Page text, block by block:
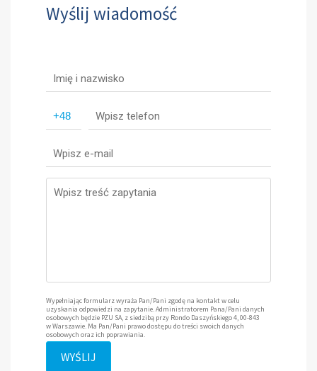
Wyślij wiadomość
Wypełniając formularz wyraża Pan/Pani zgodę na kontakt w celu
uzyskania odpowiedzi na zapytanie. Administratorem Pana/Pani danych
osobowych będzie PZU SA, z siedzibą przy Rondo Daszyńskiego 4, 00-843
w Warszawie. Ma Pan/Pani prawo dostępu do treści swoich danych
osobowych oraz ich poprawiania.
WYŚLIJ